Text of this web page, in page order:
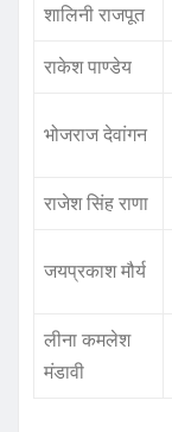
शालिनी राजपूत
राकेश पाण्डेय
भोजराज देवांगन
राजेश सिंह राणा
जयप्रकाश मौर्य
लीना कमलेश
मंडावी